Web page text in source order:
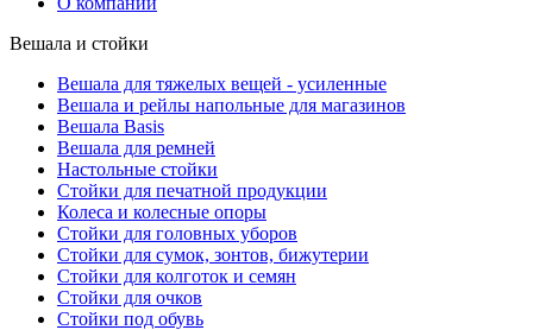
Вешала и стойки
Вешала для тяжелых вещей - усиленные
Вешала и рейлы напольные для магазинов
Вешала Basis
Вешала для ремней
Настольные стойки
Стойки для печатной продукции
Колеса и колесные опоры
Стойки для головных уборов
Стойки для сумок, зонтов, бижутерии
Стойки для колготок и семян
Стойки для очков
Стойки под обувь